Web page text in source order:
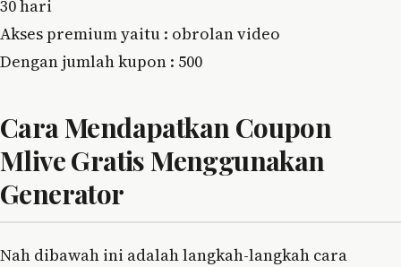
30 hari
Akses premium yaitu : obrolan video
Dengan jumlah kupon : 500
Cara Mendapatkan Coupon
Mlive Gratis Menggunakan
Generator
Nah dibawah ini adalah langkah-langkah cara